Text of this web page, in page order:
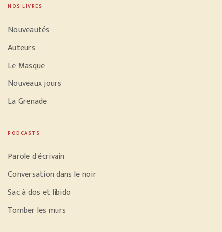
NOS LIVRES
Nouveautés
Auteurs
Le Masque
Nouveaux jours
La Grenade
PODCASTS
Parole d'écrivain
Conversation dans le noir
Sac à dos et libido
Tomber les murs